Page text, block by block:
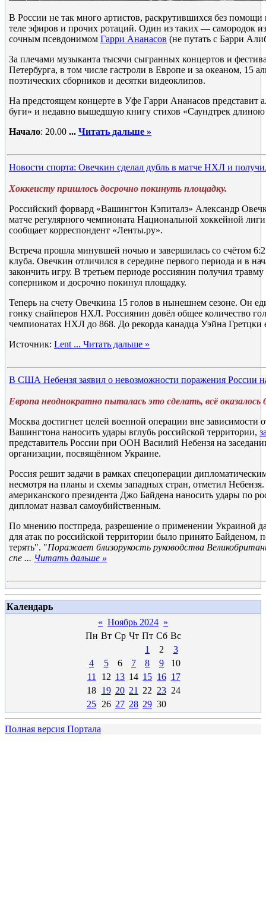
В России не так много артистов, раскрутившихся без
теле эфиров и прочих ротаций. Один из таких — самородок
сочным псевдонимом Гарри Ананасов (не путать с Барри
За плечами музыканта тысячи сыгранных концертов и
Петербурга, в том числе гастроли в Европе и за океаном, 15
поэтических сборников и десятки видеоклипов.
На предстоящем концерте в Уфе Гарри Ананасов представит
буги» и недавно вышедшую книгу стихов «Саундтрек
Начало: 20.00 ... Читать дальше »
Новости спорта: Овечкин сделал дубль в матче НХЛ и
Хоккеисту пришлось досрочно покинуть площадку.
Российский форвард «Вашингтон Кэпиталз» Александр
матче регулярного чемпионата Национальной хоккейной
сообщает корреспондент «Ленты.ру».
Встреча прошла минувшей ночью и завершилась со счётом 6:2
клуба. Овечкин отличился в середине первого периода и в
закончить игру. В третьем периоде россиянин получил
соперником и досрочно покинул площадку.
Теперь на счету Овечкина 15 голов в нынешнем сезоне. Он
гонку снайперов НХЛ. Россиянин довёл общее количество
чемпионатах НХЛ до 868. До рекорда канадца Уэйна Гретцки
Источник: Lent ... Читать дальше »
В США Небензя заявил о невозможности поражения России
Европа неоднократно пыталась это сделать, всё оказалось
Москва достигнет целей военной операции вне зависимости
Вашингтона наносить удары вглубь российской территории,
представитель России при ООН Василий Небензя на
организации, посвящённом Украине.
Россия решит задачи в рамках спецоперации
несмотря на планы и схемы западных стран, отметил
американского президента Джо Байдена наносить удары по
дипломат назвал самоубийственным.
По мнению постпреда, разрешение о применении Украиной
для атак по российской территории было принято Байденом,
терять". "Поражает близорукость руководства
спе ... Читать дальше »
Календарь
« Ноябрь 2024 »
Пн Вт Ср Чт Пт Сб Вс
1
2
3
4
5 6 7 8 9
10
11
12 13 14 15 16 17
18 19 20 21 22 23 24
25 26 27 28 29 30
Полная версия Портала